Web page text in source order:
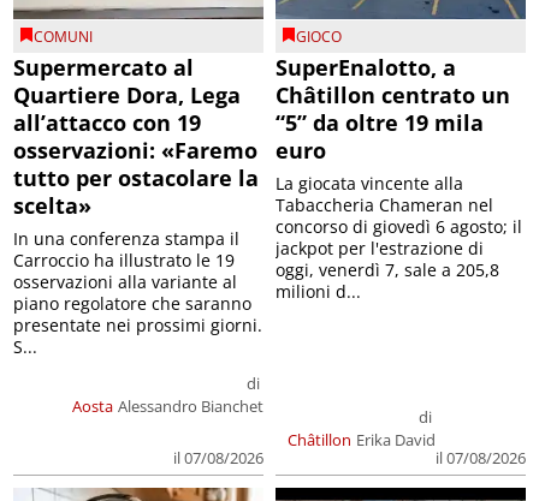
COMUNI
Supermercato al
Quartiere Dora, Lega
all’attacco con 19
osservazioni: «Faremo
tutto per ostacolare la
scelta»
Aosta
di
Alessandro Bianchet
il 07/08/2026
In una conferenza stampa il
Carroccio ha illustrato le 19
osservazioni alla variante al
piano regolatore che saranno
presentate nei prossimi giorni.
S...
GIOCO
SuperEnalotto, a
Châtillon centrato un
“5” da oltre 19 mila
euro
Châtillon
di
Erika David
il 07/08/2026
La giocata vincente alla
Tabaccheria Chameran nel
concorso di giovedì 6 agosto; il
jackpot per l'estrazione di
oggi, venerdì 7, sale a 205,8
milioni d...